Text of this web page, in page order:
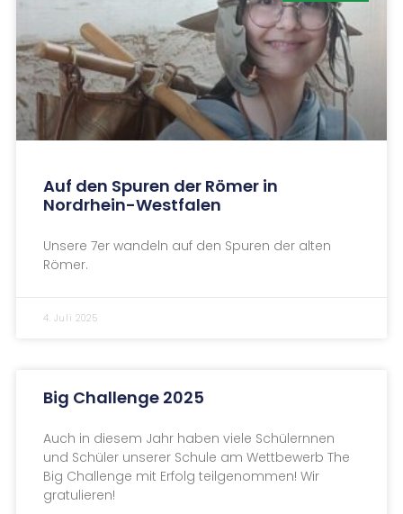
Auf den Spuren der Römer in
Nordrhein-Westfalen
Unsere 7er wandeln auf den Spuren der alten
Römer.
4. Juli 2025
Big Challenge 2025
Auch in diesem Jahr haben viele Schülernnen
und Schüler unserer Schule am Wettbewerb The
Big Challenge mit Erfolg teilgenommen! Wir
gratulieren!